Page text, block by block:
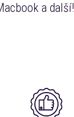
a další!